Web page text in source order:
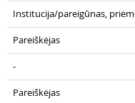
Institucija/pareigūnas,
Pareiškėjas
-
Pareiškėjas